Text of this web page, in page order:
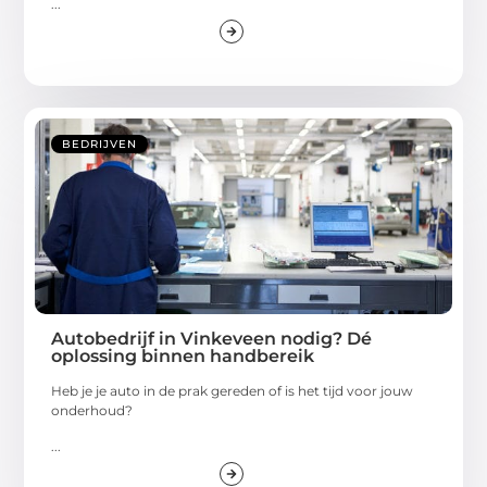
...
BEDRIJVEN
Autobedrijf in Vinkeveen nodig? Dé
oplossing binnen handbereik
Heb je je auto in de prak gereden of is het tijd voor jouw
onderhoud?